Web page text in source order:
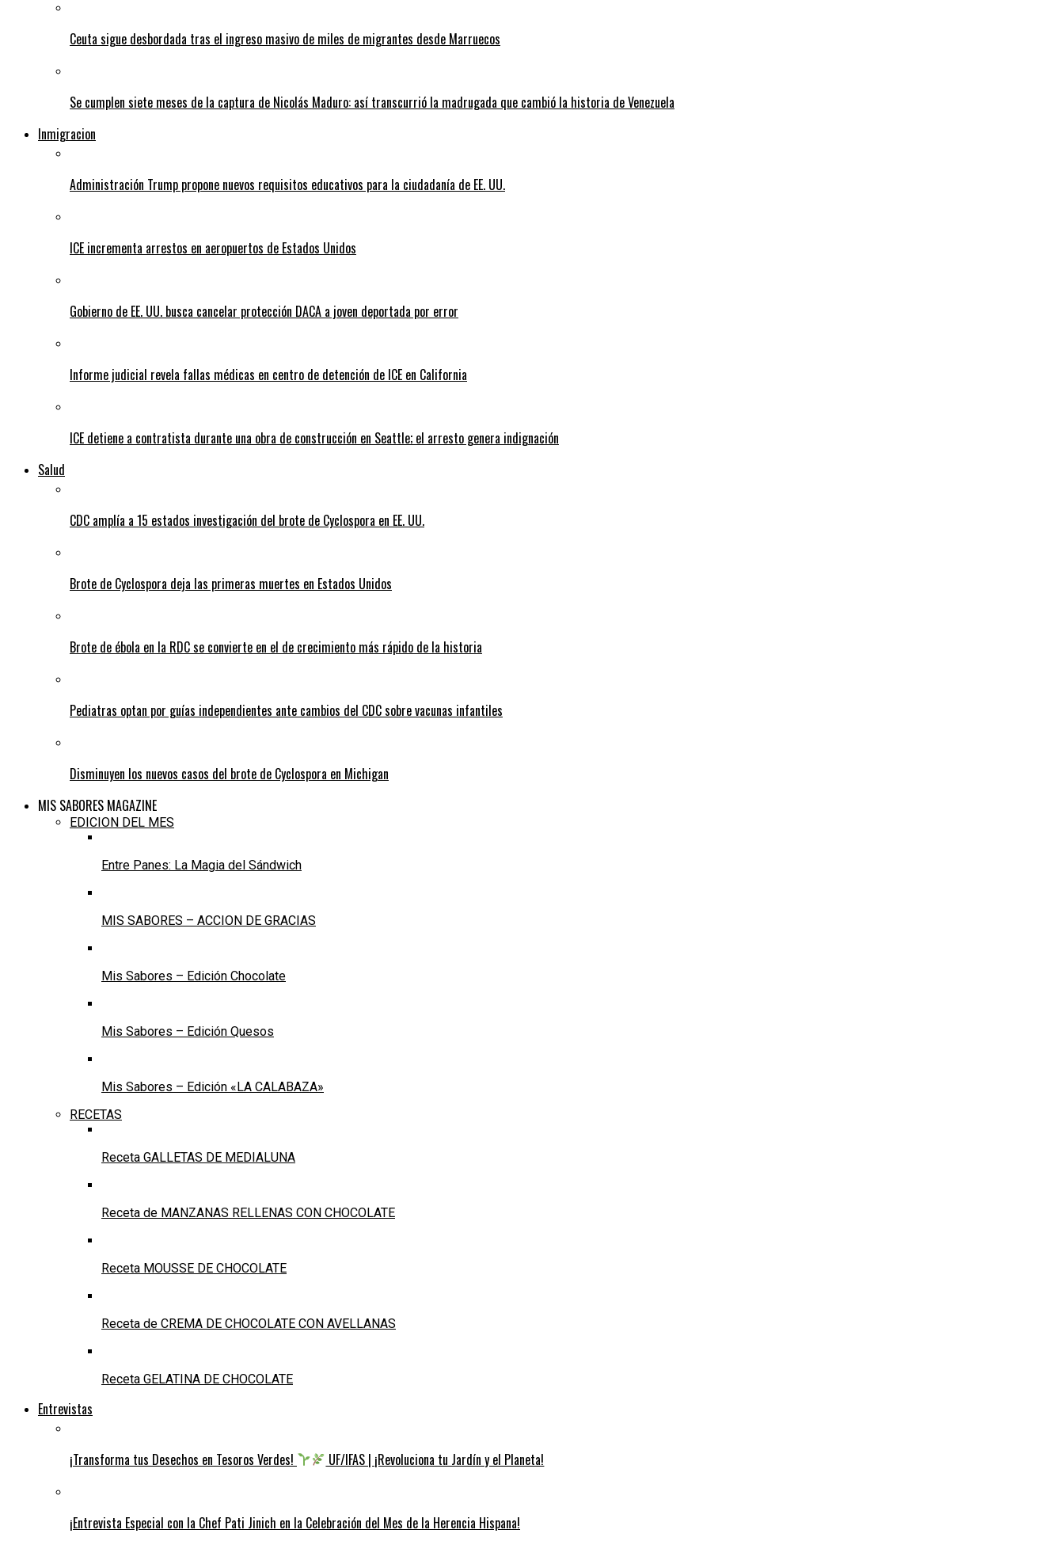
Ceuta sigue desbordada tras el ingreso masivo de miles de migrantes desde Marruecos
Se cumplen siete meses de la captura de Nicolás Maduro: así transcurrió la madrugada que cambió la historia de Venezuela
Inmigracion
Administración Trump propone nuevos requisitos educativos para la ciudadanía de EE. UU.
ICE incrementa arrestos en aeropuertos de Estados Unidos
Gobierno de EE. UU. busca cancelar protección DACA a joven deportada por error
Informe judicial revela fallas médicas en centro de detención de ICE en California
ICE detiene a contratista durante una obra de construcción en Seattle; el arresto genera indignación
Salud
CDC amplía a 15 estados investigación del brote de Cyclospora en EE. UU.
Brote de Cyclospora deja las primeras muertes en Estados Unidos
Brote de ébola en la RDC se convierte en el de crecimiento más rápido de la historia
Pediatras optan por guías independientes ante cambios del CDC sobre vacunas infantiles
Disminuyen los nuevos casos del brote de Cyclospora en Michigan
MIS SABORES MAGAZINE
EDICION DEL MES
Entre Panes: La Magia del Sándwich
MIS SABORES – ACCION DE GRACIAS
Mis Sabores – Edición Chocolate
Mis Sabores – Edición Quesos
Mis Sabores – Edición «LA CALABAZA»
RECETAS
Receta GALLETAS DE MEDIALUNA
Receta de MANZANAS RELLENAS CON CHOCOLATE
Receta MOUSSE DE CHOCOLATE
Receta de CREMA DE CHOCOLATE CON AVELLANAS
Receta GELATINA DE CHOCOLATE
Entrevistas
¡Transforma tus Desechos en Tesoros Verdes! UF/IFAS | ¡Revoluciona tu Jardín y el Planeta!
¡Entrevista Especial con la Chef Pati Jinich en la Celebración del Mes de la Herencia Hispana!